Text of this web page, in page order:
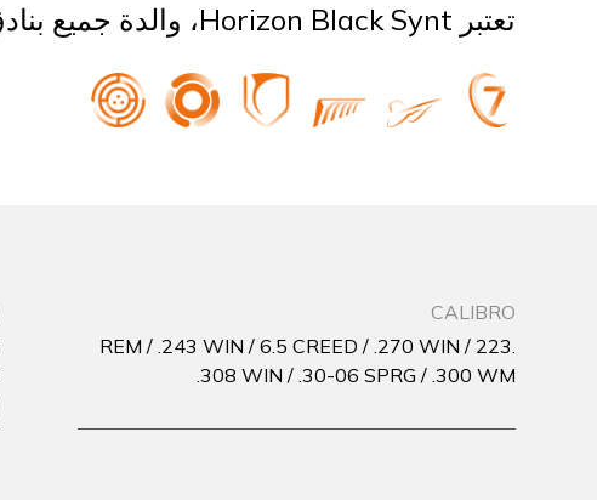
تعتبر Horizon Black Synt، والدة جميع بنادق Franchi، هي البندقية ذات مزلاج يدوي أسود الكاملة للصيد الانتقائي.
CALIBRO
.223 REM / .243 WIN / 6.5 CREED / .270 WIN /
.308 WIN / .30-06 SPRG / .300 WM